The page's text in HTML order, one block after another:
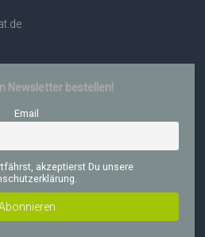
Newsletter bestellen!
Email
akzeptierst Du unsere